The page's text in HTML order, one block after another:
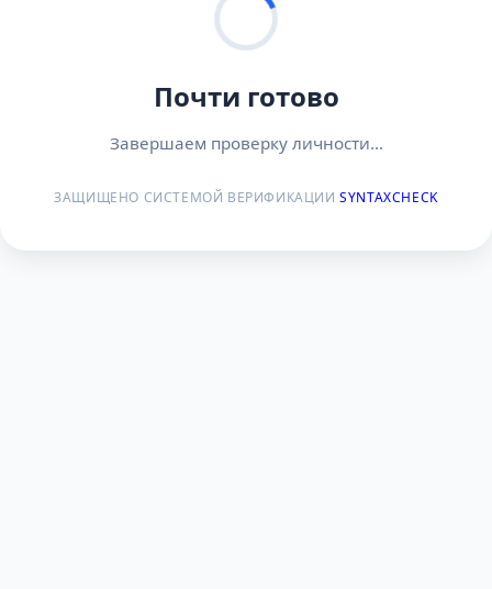
Почти готово
Завершаем проверку личности...
ЗАЩИЩЕНО СИСТЕМОЙ ВЕРИФИКАЦИИSYNTAXCHECK